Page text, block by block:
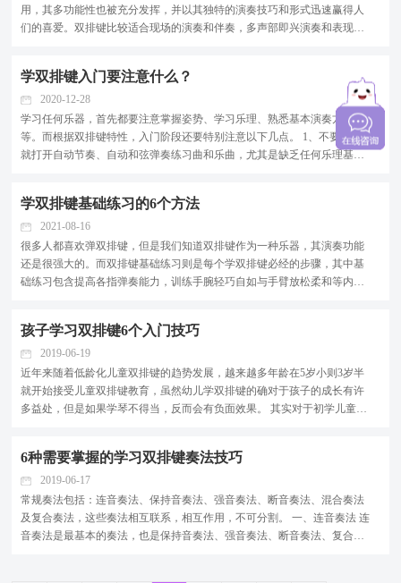
用，其多功能性也被充分发挥，并以其独特的演奏技巧和形式迅速赢得人
们的喜爱。双排键比较适合现场的演奏和伴奏，多声部即兴演奏和表现大
学双排键入门要注意什么？
2020-12-28
学习任何乐器，首先都要注意掌握姿势、学习乐理、熟悉基本演奏方法
等。而根据双排键特性，入门阶段还要特别注意以下几点。 1、不要一开始
就打开自动节奏、自动和弦弹奏练习曲和乐曲，尤其是缺乏任何乐理基
学双排键基础练习的6个方法
2021-08-16
很多人都喜欢弹双排键，但是我们知道双排键作为一种乐器，其演奏功能
还是很强大的。而双排键基础练习则是每个学双排键必经的步骤，其中基
础练习包含提高各指弹奏能力，训练手腕轻巧自如与手臂放松柔和等内
孩子学习双排键6个入门技巧
2019-06-19
近年来随着低龄化儿童双排键的趋势发展，越来越多年龄在5岁小则3岁半
就开始接受儿童双排键教育，虽然幼儿学双排键的确对于孩子的成长有许
多益处，但是如果学琴不得当，反而会有负面效果。 其实对于初学儿童双
6种需要掌握的学习双排键奏法技巧
2019-06-17
常规奏法包括：连音奏法、保持音奏法、强音奏法、断音奏法、混合奏法
及复合奏法，这些奏法相互联系，相互作用，不可分割。 一、连音奏法 连
音奏法是最基本的奏法，也是保持音奏法、强音奏法、断音奏法、复合奏